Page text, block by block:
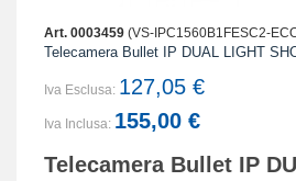
Art. 0003459 (VS-IPC1560B1FESC2-
Telecamera Bullet IP DUAL LIGHT
Iva Esclusa: 127,05 €
Iva Inclusa: 155,00 €
Telecamera Bullet IP